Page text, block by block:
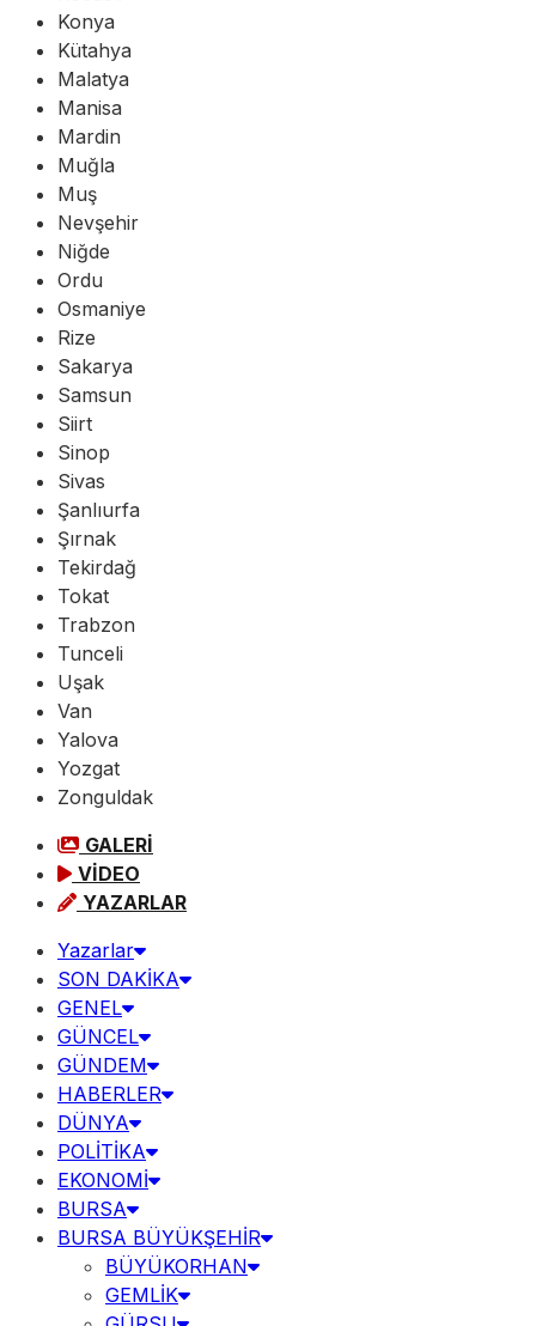
Konya
Kütahya
Malatya
Manisa
Mardin
Muğla
Muş
Nevşehir
Niğde
Ordu
Osmaniye
Rize
Sakarya
Samsun
Siirt
Sinop
Sivas
Şanlıurfa
Şırnak
Tekirdağ
Tokat
Trabzon
Tunceli
Uşak
Van
Yalova
Yozgat
Zonguldak
GALERİ
VİDEO
YAZARLAR
Yazarlar
SON DAKİKA
GENEL
GÜNCEL
GÜNDEM
HABERLER
DÜNYA
POLİTİKA
EKONOMİ
BURSA
BURSA BÜYÜKŞEHİR
BÜYÜKORHAN
GEMLİK